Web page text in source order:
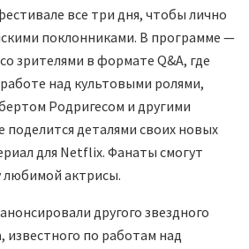
все три дня, чтобы лично
поклонниками. В программе —
зрителями в формате Q&A, где
над культовыми ролями,
Родригесом и другими
поделится деталями своих новых
для Netflix. Фанаты смогут
любимой актрисы.
другого звездного
известного по работам над